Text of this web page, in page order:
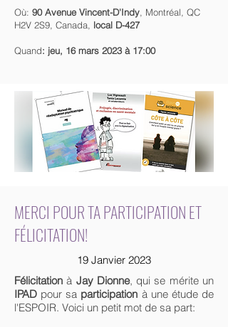
Où: 90 Avenue Vincent-D'Indy , Montréal, QC
H2V 2S9, Canada, local D-427
Quand: jeu, 16 mars 2023 à 17:00
MERCI POUR TA PARTICIPATION ET
FÉLICITATION!
19 Janvier 2023
Félicitation à Jay Dionne, qui se mérite un
IPAD pour sa participation à une étude de
l'ESPOIR. Voici un petit mot de sa part: